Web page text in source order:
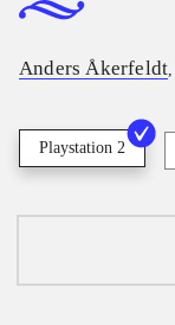
Anders Åkerfeldt
Playstation 2